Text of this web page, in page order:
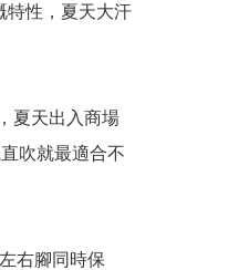
特性，夏天大汗
夏天出入商場
吹就最適合不
右腳同時保